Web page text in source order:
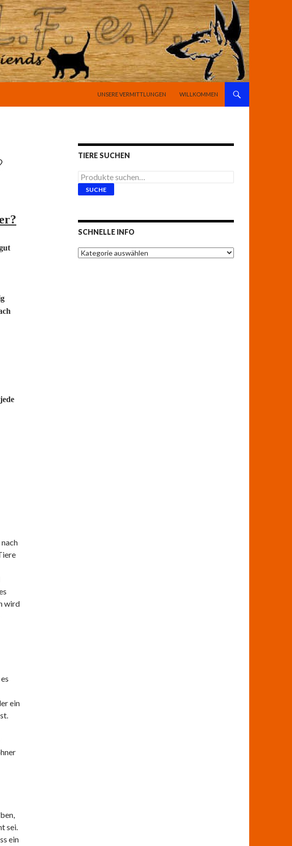
UNSERE VERMITTLUNGEN
WILLKOMMEN
wird
ein
sei.
ein
TIERE SUCHEN
Suche
nach:
SUCHE
SCHNELLE INFO
Schnelle
Info